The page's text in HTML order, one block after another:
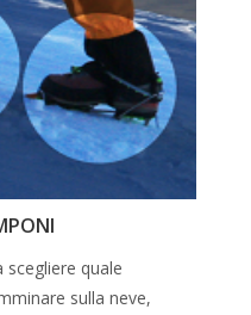
quale
sulla neve,